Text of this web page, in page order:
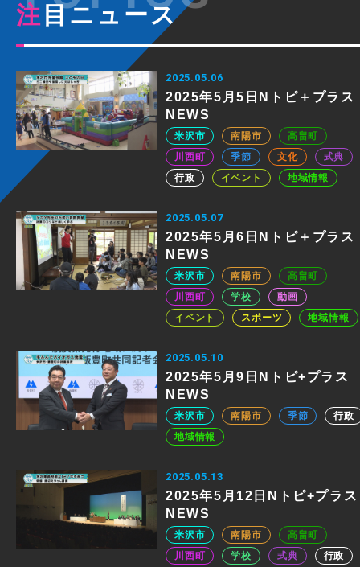
注目ニュース
2025.05.06
2025年5月5日Nトピ＋プラス
NEWS
米沢市 南陽市
高畠町
川西町
季節 文化
式典
行政
イベント 地域情報
2025.05.07
2025年5月6日Nトピ＋プラス
NEWS
米沢市 南陽市
高畠町
川西町
学校
動画
イベント
スポーツ 地域情報
2025.05.10
2025年5月9日Nトピ+プラス
NEWS
米沢市 南陽市 季節
行政
地域情報
2025.05.13
2025年5月12日Nトピ+プラス
NEWS
米沢市 南陽市
高畠町
川西町
学校 式典 行政